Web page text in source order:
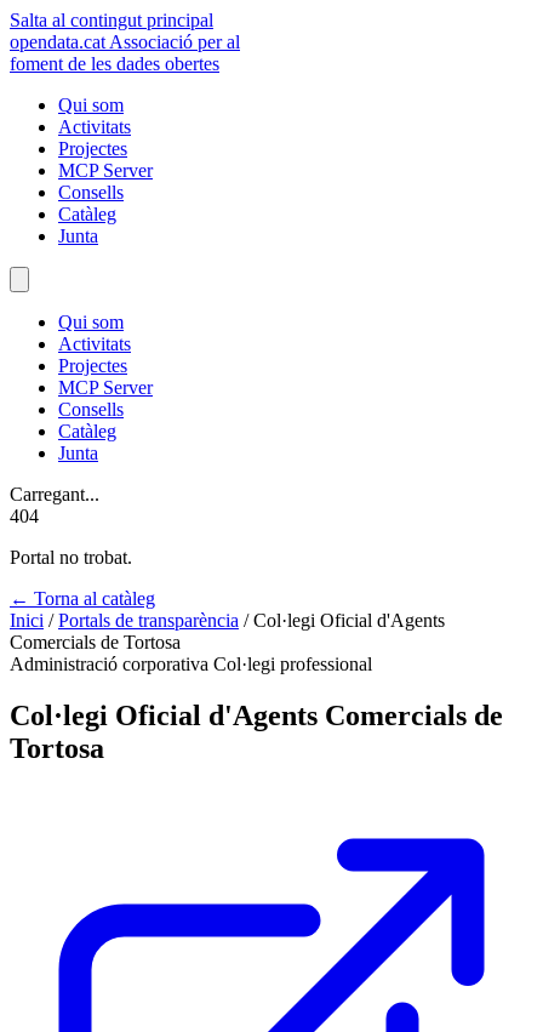
Salta al contingut principal
opendata.cat Associació per al
foment de les dades obertes
Qui som
Activitats
Projectes
MCP Server
Consells
Catàleg
Junta
Qui som
Activitats
Projectes
MCP Server
Consells
Catàleg
Junta
Carregant...
404
Portal no trobat.
← Torna al catàleg
Inici / Portals de transparència / Col·legi Oficial d'Agents
Comercials de Tortosa
Administració corporativa Col·legi professional
Col·legi Oficial d'Agents Comercials de
Tortosa